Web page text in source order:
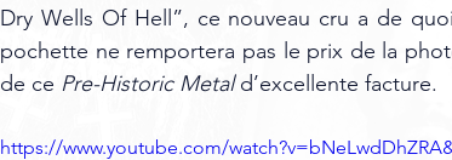
Dry Wells Of Hell”, ce nouveau cru a de
pochette ne remportera pas le prix de la
de ce Pre-Historic Metal d’excellente facture.
https://www.youtube.com/